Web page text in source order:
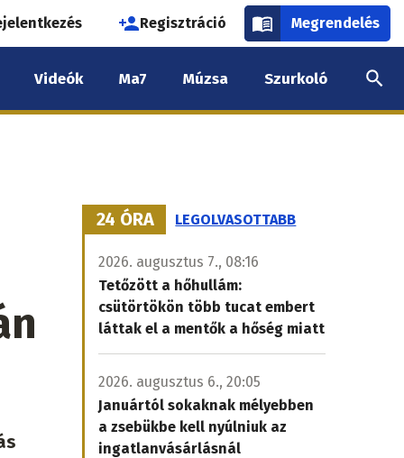
Regisztráció Megrendelés
Videók Ma7 Múzsa Szurkoló
24 ÓRA LEGOLVASOTTABB
2026. augusztus 7., 08:16
Tetőzött a hőhullám:
csütörtökön több tucat embert
láttak el a mentők a hőség miatt
2026. augusztus 6., 20:05
Januártól sokaknak mélyebben
a zsebükbe kell nyúlniuk az
ingatlanvásárlásnál